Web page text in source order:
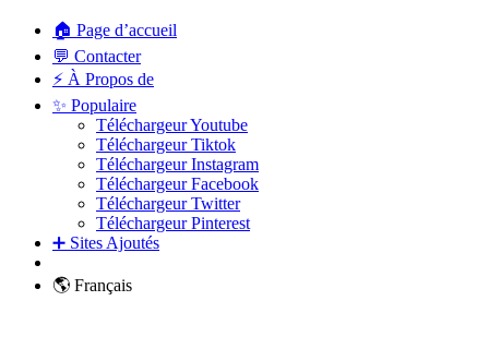
🏠 Page d’accueil
💬 Contacter
⚡ À Propos de
✨ Populaire
Téléchargeur Youtube
Téléchargeur Tiktok
Téléchargeur Instagram
Téléchargeur Facebook
Téléchargeur Twitter
Téléchargeur Pinterest
➕ Sites Ajoutés
🌎 Français